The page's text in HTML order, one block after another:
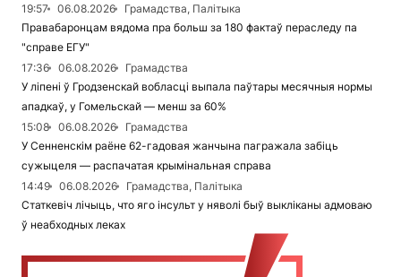
19:57 06.08.2026
Грамадства, Палітыка
Правабаронцам вядома пра больш за 180 фактаў пераследу па
"справе ЕГУ"
17:36
06.08.2026
Грамадства
У ліпені ў Гродзенскай вобласці выпала паўтары месячныя нормы
ападкаў, у Гомельскай — менш за 60%
15:08
06.08.2026
Грамадства
У Сенненскім раёне 62-гадовая жанчына пагражала забіць
сужыцеля — распачатая крымінальная справа
14:49
06.08.2026
Грамадства, Палітыка
Статкевіч лічыць, что яго інсульт у няволі быў выкліканы адмоваю
ў неабходных леках